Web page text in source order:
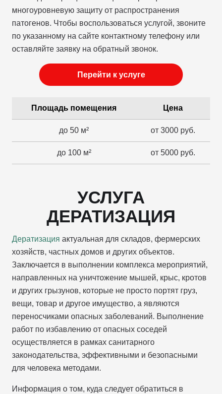
многоуровневую защиту от распространения
патогенов. Чтобы воспользоваться услугой, звоните
по указанному на сайте контактному телефону или
оставляйте заявку на обратный звонок.
Перейти к услуге
Площадь помещения Цена
до 50 м² от 3000 руб.
до 100 м² от 5000 руб.
УСЛУГА
ДЕРАТИЗАЦИЯ
Дератизация актуальная для складов, фермерских
хозяйств, частных домов и других объектов.
Заключается в выполнении комплекса мероприятий,
направленных на уничтожение мышей, крыс, кротов
и других грызунов, которые не просто портят груз,
вещи, товар и другое имущество, а являются
переносчиками опасных заболеваний. Выполнение
работ по избавлению от опасных соседей
осуществляется в рамках санитарного
законодательства, эффективными и безопасными
для человека методами.
Информация о том, куда следует обратиться в